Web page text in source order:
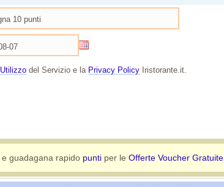
del Servizio e la Privacy PolicyIristorante.it.
e guadagana rapido puntiper le Offerte Voucher Gratuite.